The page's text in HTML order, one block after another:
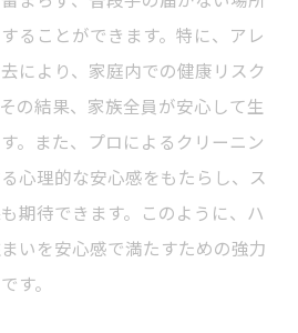
ることができます。特に、アレ
により、家庭内での健康リスク
の結果、家族全員が安心して生
。また、プロによるクリーニン
心理的な安心感をもたらし、ス
期待できます。このように、ハ
いを安心感で満たすための強力
す。